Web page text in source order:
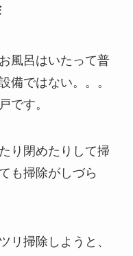
風呂はいたって普
備ではない。。。
です。
り閉めたりして掃
も掃除がしづら
リ掃除しようと、